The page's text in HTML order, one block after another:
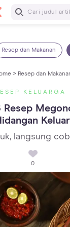
Resep dan Makanan
> Resep dan
KELUARGA
Resep
langsung
0